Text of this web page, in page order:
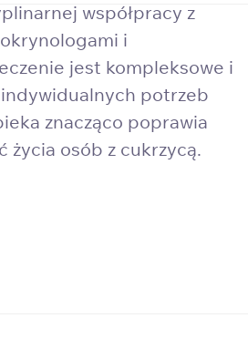
współpracy z
i
jest kompleksowe i
potrzeb
znacząco poprawia
życia osób z cukrzycą.